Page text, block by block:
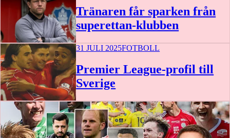
Tränaren får sparken från
superettan-klubben
31 JULI 2025FOTBOLL
Premier League-profil till
Sverige